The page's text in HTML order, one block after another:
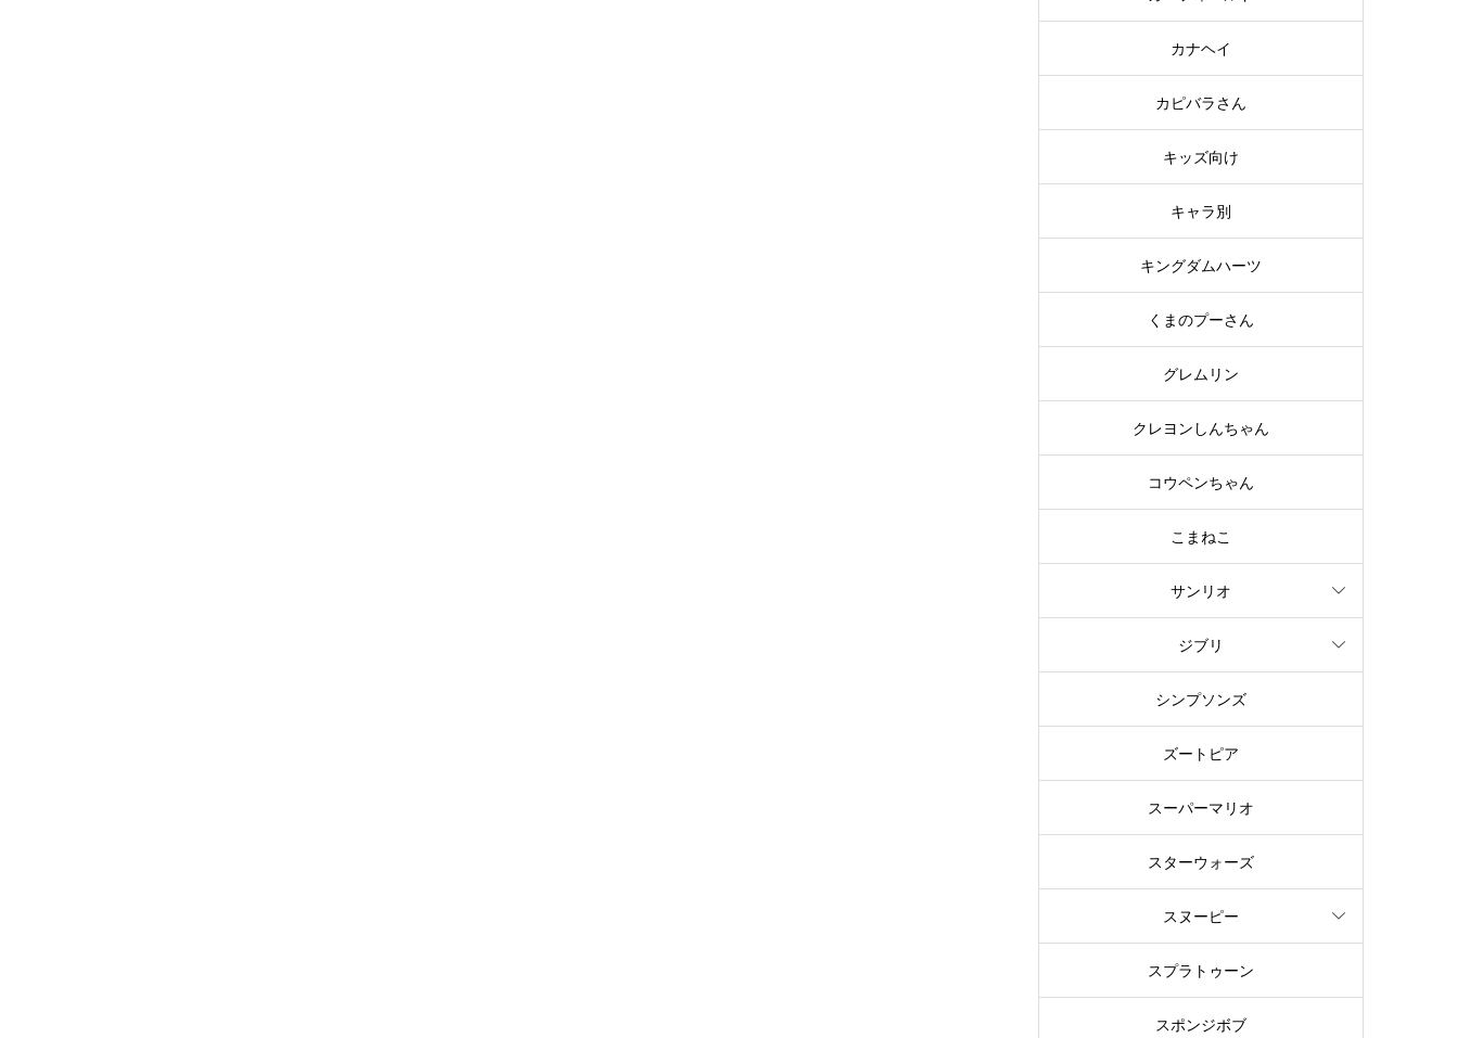
カナヘイ
カピバラさん
キッズ向け
キャラ別
キングダムハーツ
くまのプーさん
グレムリン
クレヨンしんちゃん
コウペンちゃん
こまねこ
サンリオ
ジブリ
シンプソンズ
ズートピア
スーパーマリオ
スターウォーズ
スヌーピー
スプラトゥーン
スポンジボブ